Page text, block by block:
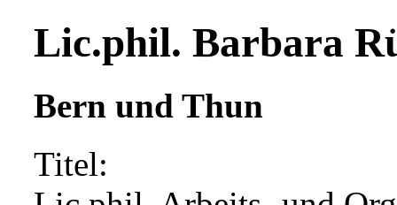
Lic.phil. Barbara
Bern und Thun
Titel: